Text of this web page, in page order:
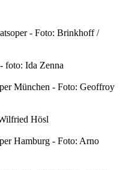
- Foto: Brinkhoff /
foto: Ida Zenna
München - Foto: Geoffroy
Hösl
Hamburg - Foto: Arno